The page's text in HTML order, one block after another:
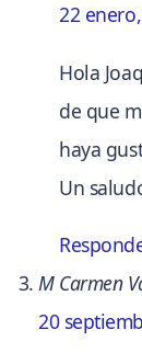
22
Hola
de que
haya
Un
M Carmen
20